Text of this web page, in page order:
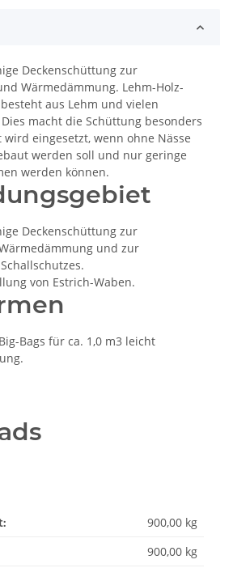
Deckenschüttung zur
Wärmedämmung. Lehm-Holz-
aus Lehm und vielen
macht die Schüttung besonders
wird eingesetzt, wenn ohne Nässe
werden soll und nur geringe
werden können.
Deckenschüttung zur
und zur
von Estrich-Waben.
Bags für ca. 1,0 m3 leicht
900,00 kg
900,00 kg